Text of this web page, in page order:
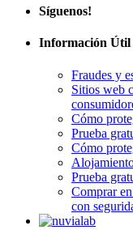
Sitios web
Cómo
Prueba
Cómo
Alojamiento
Prueba
Comprar
con